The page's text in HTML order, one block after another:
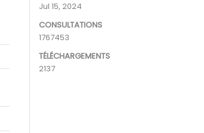
Jul 15, 2024
CONSULTATIONS
1767453
TÉLÉCHARGEMENTS
2137